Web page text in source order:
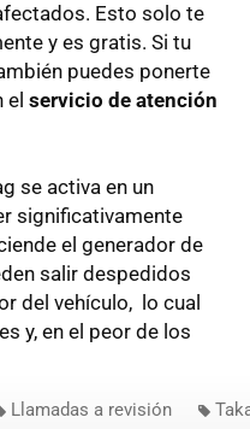
Esto solo te
y es gratis. Si tu
puedes ponerte
servicio de atención
se activa en un
significativamente
el generador de
salir despedidos
del vehículo, lo cual
y, en el peor de los
Llamadas a revisión